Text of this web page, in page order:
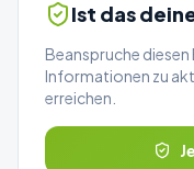
Ist das
Beanspruche diesen
Informationen zu
erreichen.